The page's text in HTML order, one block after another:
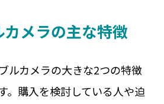
メラの主な特徴
ルカメラの大きな2つの特徴
。購入を検討している人や迫